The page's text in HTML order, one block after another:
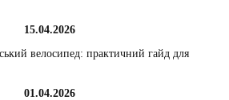
15.04.2026
велосипед: практичний гайд для
01.04.2026